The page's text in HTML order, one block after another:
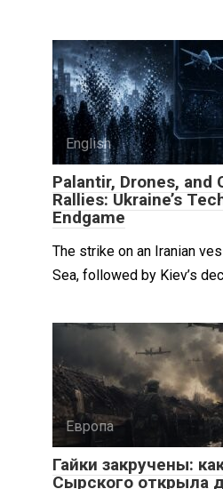
English
Palantir, Drones, and
Rallies: Ukraine’s
Endgame
The strike on an Iranian
Sea, followed by Kiev’s
Европа
Гайки закручены:
Сырского открыла